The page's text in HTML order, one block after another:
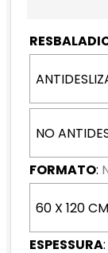
NO
FORMATO:
60 X 120 CM
ESPESSURA: